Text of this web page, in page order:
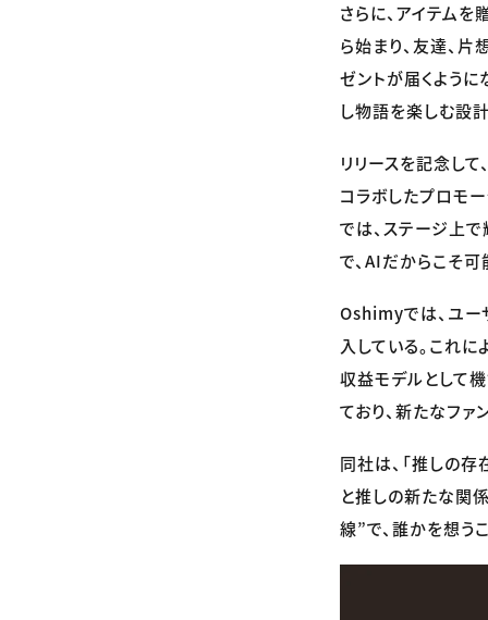
さらに、アイテム
ら始まり、友達、
ゼントが届くよう
し物語を楽しむ設
リリースを記念し
コラボしたプロモ
では、ステージ上
で、AIだからこそ
Oshimyでは、ユー
入している。これ
収益モデルとして
ており、新たなフ
同社は、「推しの
と推しの新たな関
線”で、誰かを想う